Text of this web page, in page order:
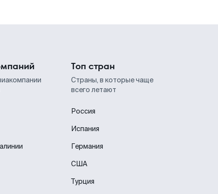
Топ стран
Страны, в которые чаще
всего летают
Россия
Испания
Германия
США
Турция